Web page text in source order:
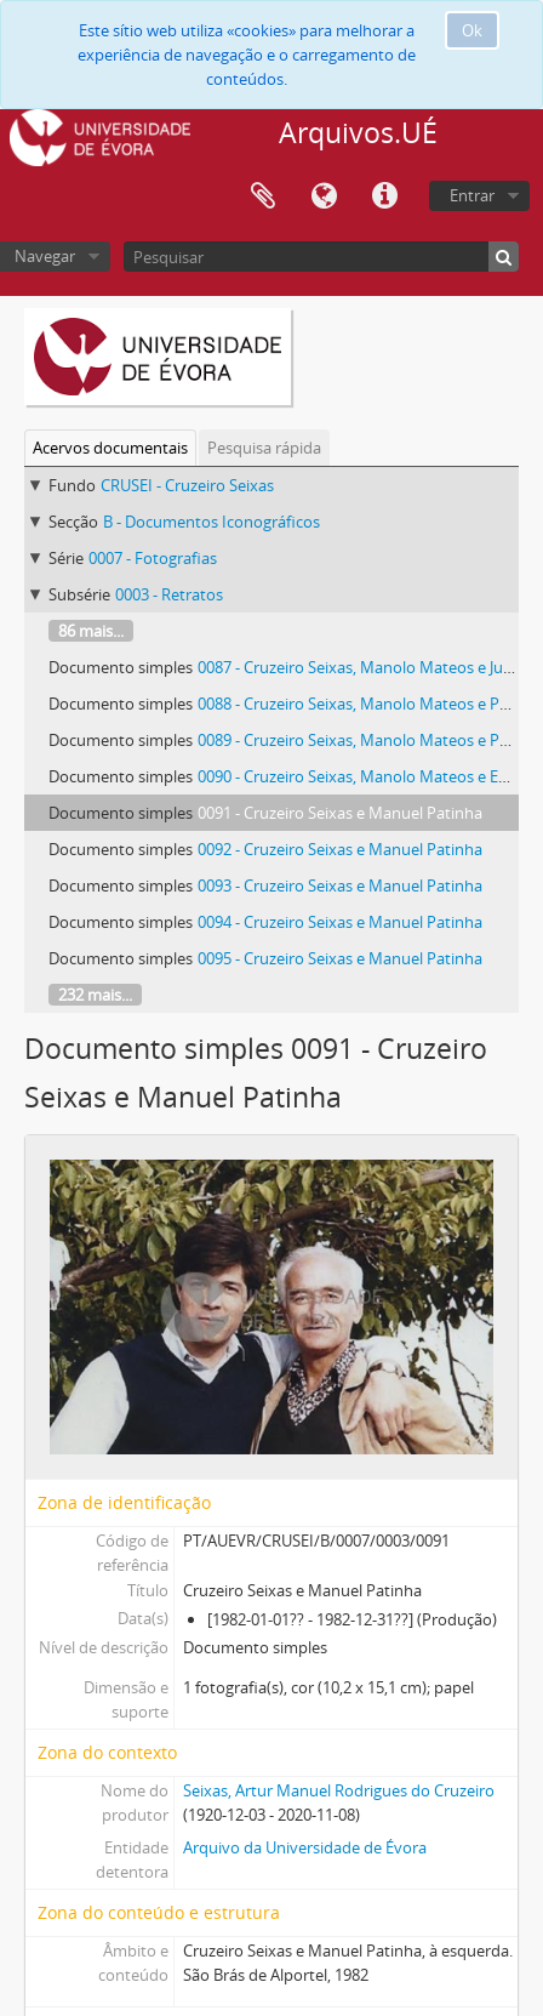
Ok
Este sítio web utiliza «cookies» para melhorar a
experiência de navegação e o carregamento de
conteúdos.
Arquivos.UÉ
Entrar
Navegar
Acervos documentais
Pesquisa rápida
Fundo CRUSEI - Cruzeiro Seixas
Secção B - Documentos Iconográficos
Série 0007 - Fotografias
Subsérie 0003 - Retratos
86 mais...
Documento simples 0087 - Cruzeiro Seixas, Manolo Mateos e Juan Carlos Valera
Documento simples 0088 - Cruzeiro Seixas, Manolo Mateos e Pedro Polo
Documento simples 0089 - Cruzeiro Seixas, Manolo Mateos e Pedro Polo
Documento simples 0090 - Cruzeiro Seixas, Manolo Mateos e Eduardo Tomé
Documento simples 0091 - Cruzeiro Seixas e Manuel Patinha
Documento simples 0092 - Cruzeiro Seixas e Manuel Patinha
Documento simples 0093 - Cruzeiro Seixas e Manuel Patinha
Documento simples 0094 - Cruzeiro Seixas e Manuel Patinha
Documento simples 0095 - Cruzeiro Seixas e Manuel Patinha
232 mais...
Documento simples 0091 - Cruzeiro
Seixas e Manuel Patinha
Zona de identificação
Código de
referência
PT/AUEVR/CRUSEI/B/0007/0003/0091
Título
Cruzeiro Seixas e Manuel Patinha
Data(s)
[1982-01-01?? - 1982-12-31??] (Produção)
Nível de descrição
Documento simples
Dimensão e
suporte
1 fotografia(s), cor (10,2 x 15,1 cm); papel
Zona do contexto
Nome do
produtor
Seixas, Artur Manuel Rodrigues do Cruzeiro
(1920-12-03 - 2020-11-08)
Entidade
detentora
Arquivo da Universidade de Évora
Zona do conteúdo e estrutura
Âmbito e
conteúdo
Cruzeiro Seixas e Manuel Patinha, à esquerda.
São Brás de Alportel, 1982